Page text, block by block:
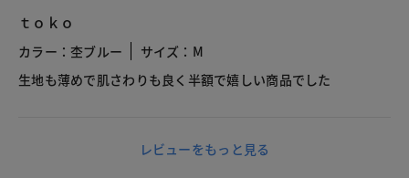
ｔｏｋｏ
カラー：杢ブルー
サイズ：M
生地も薄めで肌さわりも良く半額で嬉しい商品でした
レビューをもっと見る